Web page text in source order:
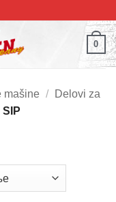
0
mašine /
Delovi za